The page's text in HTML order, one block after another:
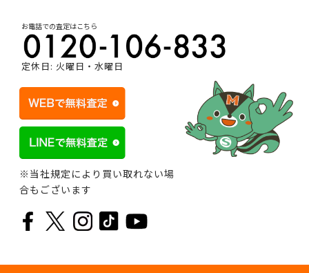
お電話での査定はこちら
定休日: 火曜日・水曜日
※当社規定により買い取れない場
合もございます